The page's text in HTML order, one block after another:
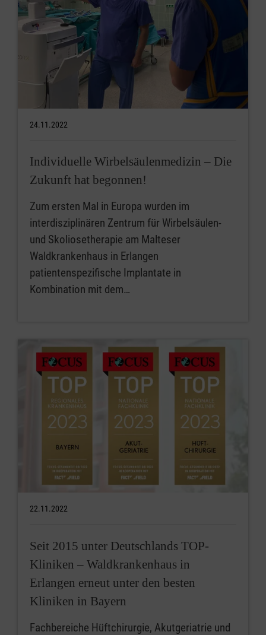
24.11.2022
Individuelle Wirbelsäulenmedizin – Die
Zukunft hat begonnen!
Zum ersten Mal in Europa wurden im
interdisziplinären Zentrum für Wirbelsäulen-
und Skoliosetherapie am Malteser
Waldkrankenhaus in Erlangen
patientenspezifische Implantate in
Kombination mit dem…
22.11.2022
Seit 2015 unter Deutschlands TOP-
Kliniken – Waldkrankenhaus in
Erlangen erneut unter den besten
Kliniken in Bayern
Fachbereiche Hüftchirurgie, Akutgeriatrie und